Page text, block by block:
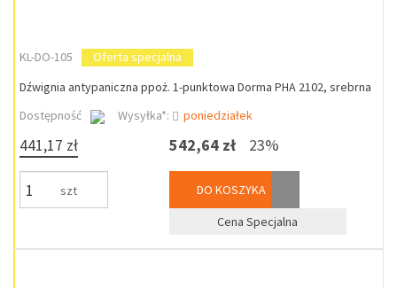
KL-DO-105
Oferta specjalna
Dźwignia antypaniczna ppoż. 1-punktowa Dorma PHA 2102, srebrna
Dostępność
Wysyłka*: poniedziałek
441,17 zł
szt
542,64 zł 23%
DO KOSZYKA
Cena Specjalna